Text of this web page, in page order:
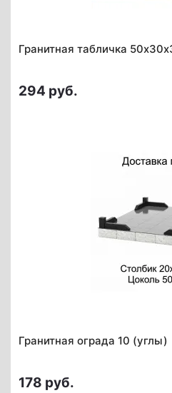
Гранитная табличка
294 руб.
Гранитная ограда 10 (углы)
178 руб.